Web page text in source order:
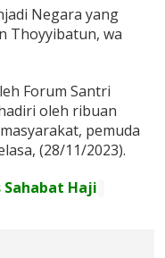
Negara yang
Thoyyibatun, wa
Forum Santri
oleh ribuan
pemuda
(28/11/2023).
Sahabat Haji